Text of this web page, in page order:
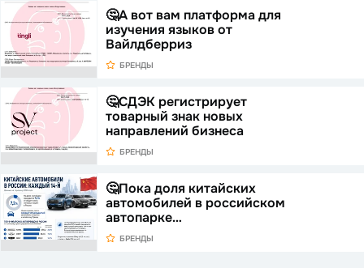
🤔А вот вам платформа для
изучения языков от
Вайлдберриз
БРЕНДЫ
🤔СДЭК регистрирует
товарный знак новых
направлений бизнеса
БРЕНДЫ
🤔Пока доля китайских
автомобилей в российском
автопарке…
БРЕНДЫ